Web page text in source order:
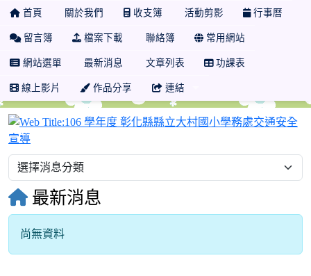
首頁 關於我們 收支簿 活動剪影 行事曆
留言簿 檔案下載 聯絡簿 常用網站
網站選單 最新消息 文章列表 功課表
線上影片 作品分享 連結
最新消息
尚無資料